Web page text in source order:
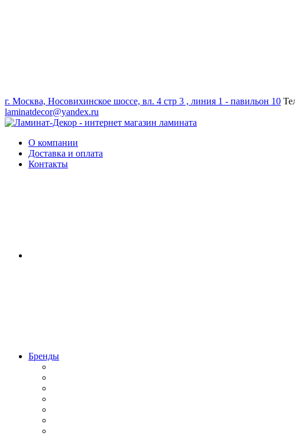
г. Москва, Носовихинское шоссе, вл. 4 стр 3 , линия 1 - павильон 10
laminatdecor@yandex.ru
О компании
Доставка и оплата
Контакты
Бренды